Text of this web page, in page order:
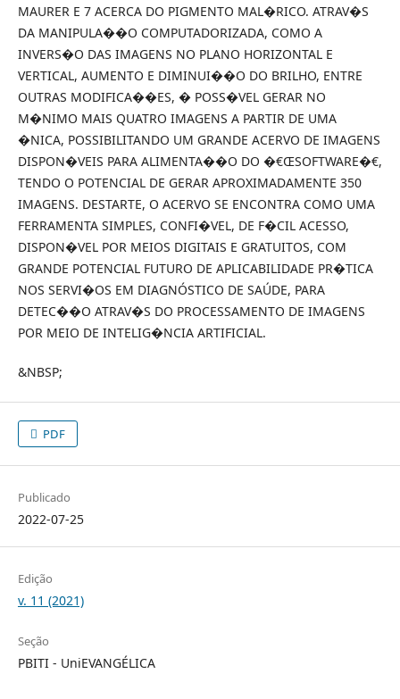
MAURER E 7 ACERCA DO PIGMENTO MAL�RICO. ATRAV�S
DA MANIPULA��O COMPUTADORIZADA, COMO A
INVERS�O DAS IMAGENS NO PLANO HORIZONTAL E
VERTICAL, AUMENTO E DIMINUI��O DO BRILHO, ENTRE
OUTRAS MODIFICA��ES, � POSS�VEL GERAR NO
M�NIMO MAIS QUATRO IMAGENS A PARTIR DE UMA
�NICA, POSSIBILITANDO UM GRANDE ACERVO DE IMAGENS
DISPON�VEIS PARA ALIMENTA��O DO �€ŒSOFTWARE�€,
TENDO O POTENCIAL DE GERAR APROXIMADAMENTE 350
IMAGENS. DESTARTE, O ACERVO SE ENCONTRA COMO UMA
FERRAMENTA SIMPLES, CONFI�VEL, DE F�CIL ACESSO,
DISPON�VEL POR MEIOS DIGITAIS E GRATUITOS, COM
GRANDE POTENCIAL FUTURO DE APLICABILIDADE PR�TICA
NOS SERVI�OS EM DIAGNÓSTICO DE SAÚDE, PARA
DETEC��O ATRAV�S DO PROCESSAMENTO DE IMAGENS
POR MEIO DE INTELIG�NCIA ARTIFICIAL.
&NBSP;
PDF
Publicado
2022-07-25
Edição
v. 11 (2021)
Seção
PBITI - UniEVANGÉLICA